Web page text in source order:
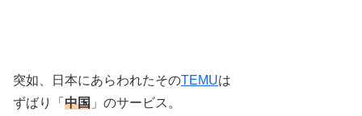
突如、日本にあらわれたそのTEMUは
ずばり「 中国 」のサービス。